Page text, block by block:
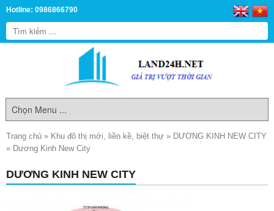
Hotline: 0986866790
Trang chủ » Khu đô thị mới, liền kề, biệt thự » DƯƠNG KINH NEW CITY
» Dương Kinh New City
DƯƠNG KINH NEW CITY